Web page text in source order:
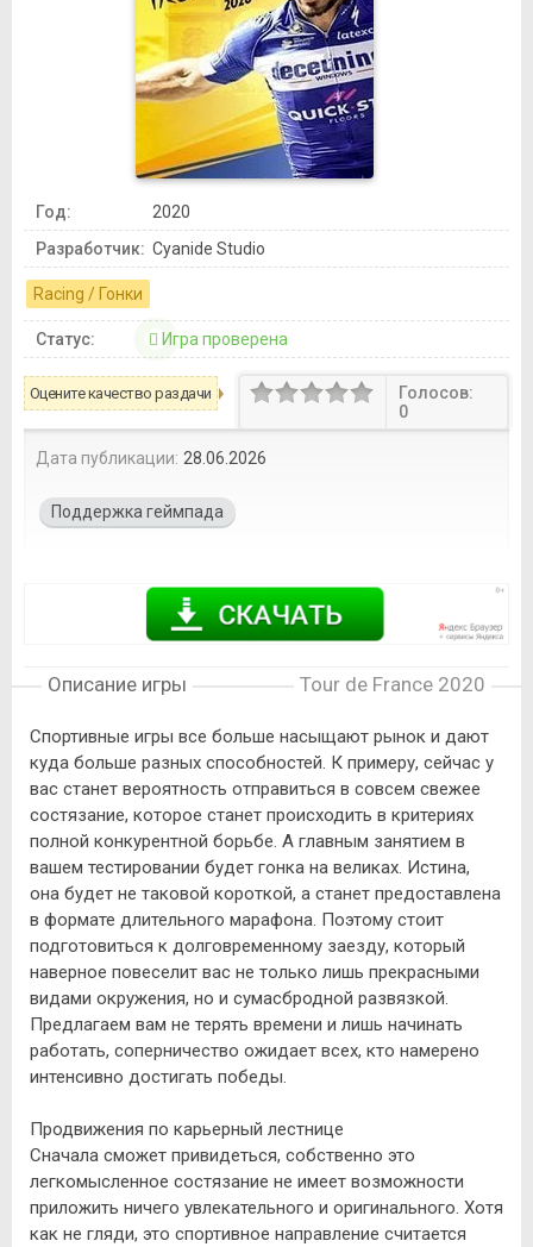
Год:
2020
Разработчик: Cyanide Studio
Racing / Гонки
Статус: Игра проверена
Оцените качество раздачи
Голосов:
0
Дата публикации: 28.06.2026
Поддержка геймпада
Описание игры Tour de France 2020
Спортивные игры все больше насыщают рынок и дают
куда больше разных способностей. К примеру, сейчас у
вас станет вероятность отправиться в совсем свежее
состязание, которое станет происходить в критериях
полной конкурентной борьбе. А главным занятием в
вашем тестировании будет гонка на великах. Истина,
она будет не таковой короткой, а станет предоставлена
в формате длительного марафона. Поэтому стоит
подготовиться к долговременному заезду, который
наверное повеселит вас не только лишь прекрасными
видами окружения, но и сумасбродной развязкой.
Предлагаем вам не терять времени и лишь начинать
работать, соперничество ожидает всех, кто намерено
интенсивно достигать победы.
Продвижения по карьерный лестнице
Сначала сможет привидеться, собственно это
легкомысленное состязание не имеет возможности
приложить ничего увлекательного и оригинального. Хотя
как не гляди, это спортивное направление считается